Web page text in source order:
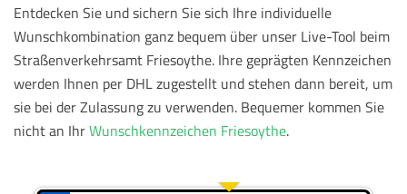
Entdecken Sie und sichern Sie sich Ihre individuelle
Wunschkombination ganz bequem über unser Live-Tool beim
Straßenverkehrsamt Friesoythe. Ihre geprägten Kennzeichen
werden Ihnen per DHL zugestellt und stehen dann bereit, um
sie bei der Zulassung zu verwenden. Bequemer kommen Sie
nicht an IhrWunschkennzeichen Friesoythe.